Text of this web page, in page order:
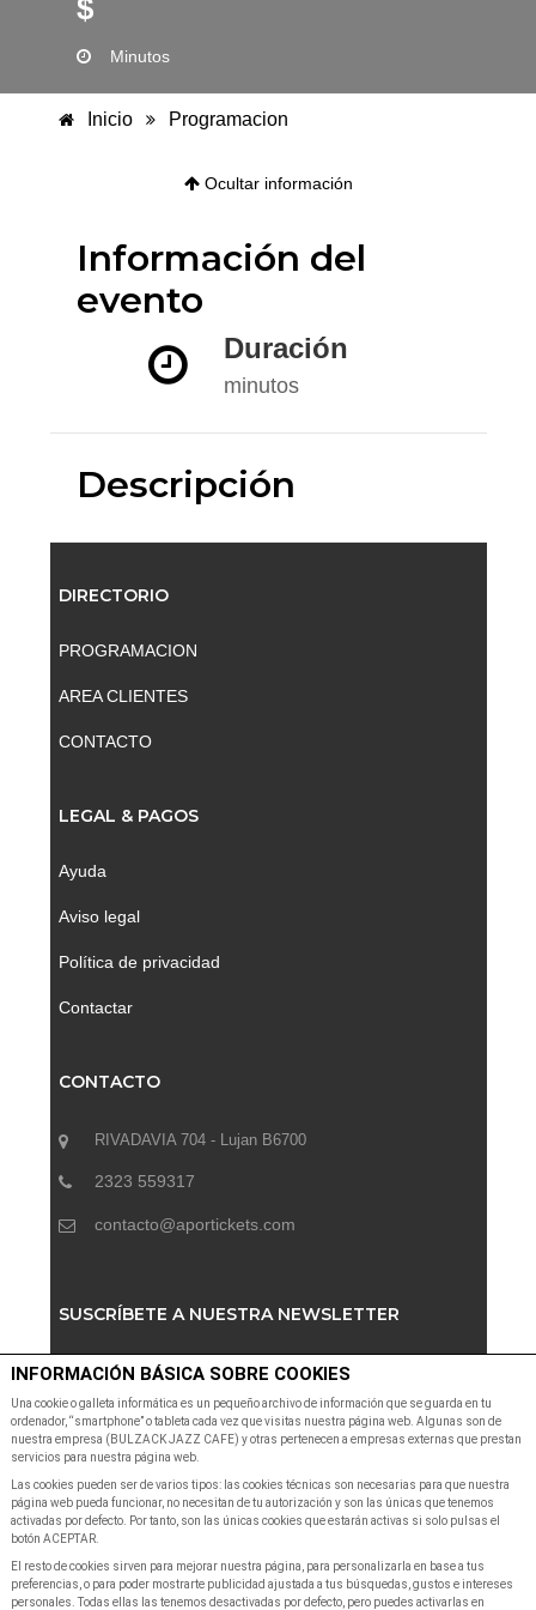
$
Minutos
Inicio Programacion
Ocultar información
Información del
evento
Duración
minutos
Descripción
DIRECTORIO
PROGRAMACION
AREA CLIENTES
CONTACTO
LEGAL & PAGOS
Ayuda
Aviso legal
Política de privacidad
Contactar
CONTACTO
RIVADAVIA 704 - Lujan B6700
2323 559317
contacto@aportickets.com
SUSCRÍBETE A NUESTRA NEWSLETTER
Suscribete a nuestra Newsletter para recibir las últimas
noticias y ofertas
INFORMACIÓN BÁSICA SOBRE COOKIES
Una cookie o galleta informática es un pequeño archivo de información que se guarda en tu
ordenador, “smartphone” o tableta cada vez que visitas nuestra página web. Algunas son de
nuestra empresa (BULZACK JAZZ CAFE) y otras pertenecen a empresas externas que prestan
servicios para nuestra página web.
Las cookies pueden ser de varios tipos: las cookies técnicas son necesarias para que nuestra
página web pueda funcionar, no necesitan de tu autorización y son las únicas que tenemos
activadas por defecto. Por tanto, son las únicas cookies que estarán activas si solo pulsas el
botón ACEPTAR.
El resto de cookies sirven para mejorar nuestra página, para personalizarla en base a tus
preferencias, o para poder mostrarte publicidad ajustada a tus búsquedas, gustos e intereses
personales. Todas ellas las tenemos desactivadas por defecto, pero puedes activarlas en